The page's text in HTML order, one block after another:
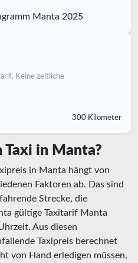
Manta 2025
Keine zeitliche
300 Kilometer
in Manta?
in Manta hängt von
Faktoren ab. Das sind
Strecke, die
gültige Taxitarif Manta
Aus diesen
Taxipreis berechnet
von Hand erledigen müssen,